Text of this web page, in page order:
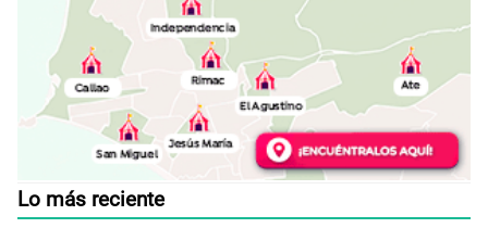
Lo más reciente